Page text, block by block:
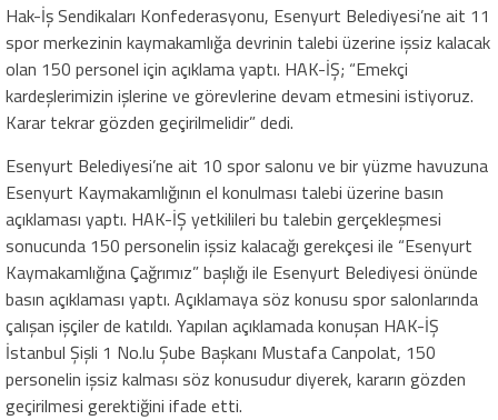
Hak-İş Sendikaları Konfederasyonu, Esenyurt Belediyesi’ne ait 11
spor merkezinin kaymakamlığa devrinin talebi üzerine işsiz kalacak
olan 150 personel için açıklama yaptı. HAK-İŞ; “Emekçi
kardeşlerimizin işlerine ve görevlerine devam etmesini istiyoruz.
Karar tekrar gözden geçirilmelidir” dedi.
Esenyurt Belediyesi’ne ait 10 spor salonu ve bir yüzme havuzuna
Esenyurt Kaymakamlığının el konulması talebi üzerine basın
açıklaması yaptı. HAK-İŞ yetkilileri bu talebin gerçekleşmesi
sonucunda 150 personelin işsiz kalacağı gerekçesi ile “Esenyurt
Kaymakamlığına Çağrımız” başlığı ile Esenyurt Belediyesi önünde
basın açıklaması yaptı. Açıklamaya söz konusu spor salonlarında
çalışan işçiler de katıldı. Yapılan açıklamada konuşan HAK-İŞ
İstanbul Şişli 1 No.lu Şube Başkanı Mustafa Canpolat, 150
personelin işsiz kalması söz konusudur diyerek, kararın gözden
geçirilmesi gerektiğini ifade etti.